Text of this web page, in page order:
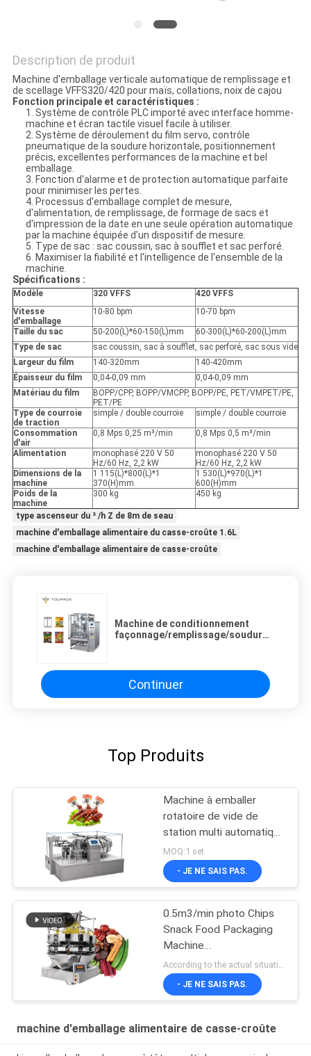
Description de produit
Machine d'emballage verticale automatique de remplissage et
de scellage VFFS320/420 pour maïs, collations, noix de cajou
Fonction principale et caractéristiques :
1. Système de contrôle PLC importé avec interface homme-
machine et écran tactile visuel facile à utiliser.
2. Système de déroulement du film servo, contrôle
pneumatique de la soudure horizontale, positionnement
précis, excellentes performances de la machine et bel
emballage.
3. Fonction d'alarme et de protection automatique parfaite
pour minimiser les pertes.
4. Processus d'emballage complet de mesure,
d'alimentation, de remplissage, de formage de sacs et
d'impression de la date en une seule opération automatique
par la machine équipée d'un dispositif de mesure.
5. Type de sac : sac coussin, sac à soufflet et sac perforé.
6. Maximiser la fiabilité et l'intelligence de l'ensemble de la
machine.
Spécifications :
Modèle 320 VFFS
420 VFFS
Vitesse
d'emballage
10-80 bpm 10-70 bpm
Taille du sac 50-200(L)*60-150(L)mm
60-300(L)*60-200(L)mm
Type de sac
sac coussin, sac à soufflet, sac perforé, sac sous vide
Largeur du film
140-320mm
140-420mm
Épaisseur du film
0,04-0,09 mm
0,04-0,09 mm
Matériau du film
BOPP/CPP, BOPP/VMCPP, BOPP/PE, PET/VMPET/PE,
PET/PE
Type de courroie
de traction
simple / double courroie simple / double courroie
Consommation
d'air
0,8 Mps 0,25 m³/min 0,8 Mps 0,5 m³/min
Alimentation
monophasé 220 V 50
Hz/60 Hz, 2,2 kW
monophasé 220 V 50
Hz/60 Hz, 2,2 kW
Dimensions de la
machine
1 115(L)*800(L)*1
370(H)mm
1 530(L)*970(L)*1
600(H)mm
Poids de la
machine
300 kg 450 kg
type ascenseur du ³ /h Z de 8m de seau
machine d'emballage alimentaire du casse-croûte 1.6L
machine d'emballage alimentaire de casse-croûte
Machine de conditionnement
façonnage/remplissage/soudure
Continuer
Top Produits
Machine à emballer
rotatoire de vide de
station multi automatique
pour le casse-croûte
MOQ:1 set
- JE NE SAIS PAS.
0.5m3/min photo Chips
Snack Food Packaging
Machine
L1400*W1000*H1800mm
- JE NE SAIS PAS.
machine d'emballage alimentaire de casse-croûte